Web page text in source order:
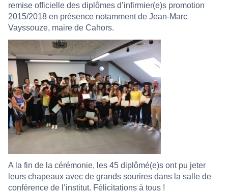
remise officielle des diplômes d’infirmier(e)s promotion
2015/2018 en présence notamment de Jean-Marc
Vayssouze, maire de Cahors.
A la fin de la cérémonie, les 45 diplômé(e)s ont pu jeter
leurs chapeaux avec de grands sourires dans la salle de
conférence de l’institut. Félicitations à tous !